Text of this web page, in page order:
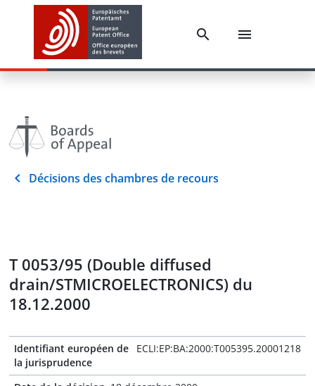
Décisions des chambres de recours
T 0053/95 (Double diffused
drain/STMICROELECTRONICS) du
18.12.2000
Identifiant européen de
la jurisprudence
ECLI:EP:BA:2000:T005395.20001218